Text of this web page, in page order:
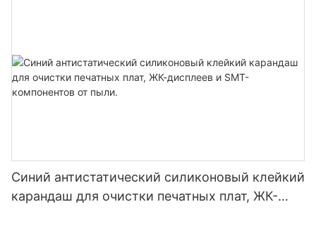
Синий антистатический силиконовый клейкий
карандаш для очистки печатных плат, ЖК-